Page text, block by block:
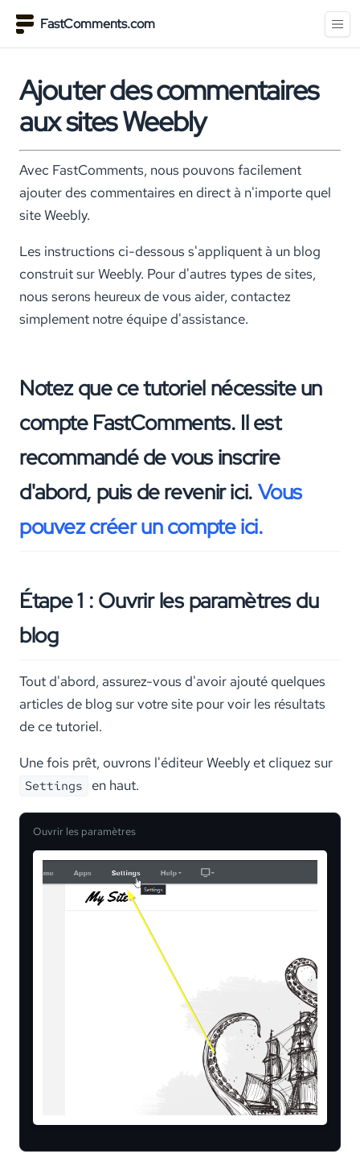
FastComments.com
Ajouter des commentaires
aux sites Weebly
Avec FastComments, nous pouvons facilement
ajouter des commentaires en direct à n'importe quel
site Weebly.
Les instructions ci-dessous s'appliquent à un blog
construit sur Weebly. Pour d'autres types de sites,
nous serons heureux de vous aider, contactez
simplement notre équipe d'assistance.
Notez que ce tutoriel nécessite un
compte FastComments. Il est
recommandé de vous inscrire
d'abord, puis de revenir ici. Vous
pouvez créer un compte ici.
Étape 1 : Ouvrir les paramètres du
blog
Tout d'abord, assurez-vous d'avoir ajouté quelques
articles de blog sur votre site pour voir les résultats
de ce tutoriel.
Une fois prêt, ouvrons l'éditeur Weebly et cliquez sur
Settings en haut.
Ouvrir les paramètres